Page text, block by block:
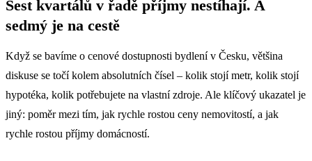
Šest kvartálů v řadě příjmy nestíhají. A
sedmý je na cestě
Když se bavíme o cenové dostupnosti bydlení v Česku, většina
diskuse se točí kolem absolutních čísel – kolik stojí metr, kolik stojí
hypotéka, kolik potřebujete na vlastní zdroje. Ale klíčový ukazatel je
jiný: poměr mezi tím, jak rychle rostou ceny nemovitostí, a jak
rychle rostou příjmy domácností.